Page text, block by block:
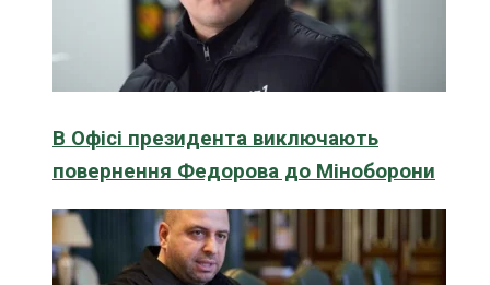
В Офісі президента виключають
повернення Федорова до Міноборони